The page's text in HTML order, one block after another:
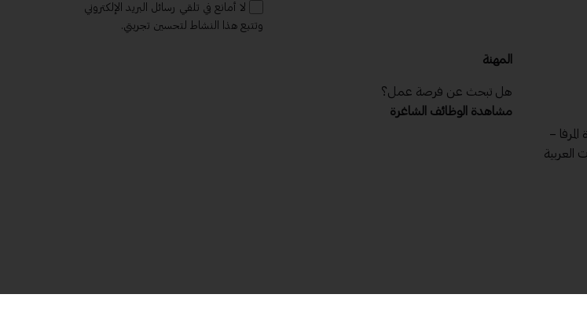
–
العربية
المهنة
هل تبحث عن فرصة عمل؟
مشاهدة الوظائف الشاغرة
لا أمانع في تلقي رسائل البريد الإلكتروني
وتتبع هذا النشاط لتحسين تجربتي.